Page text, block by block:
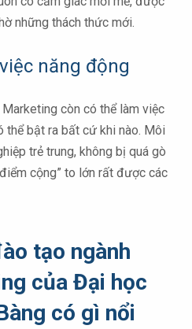
những thách thức mới.
năng động
còn có thể làm việc
thể bật ra bất cứ khi nào. Môi
trẻ trung, không bị quá gò
cộng” to lớn rất được các
tạo ngành
của Đại học
có gì nổi